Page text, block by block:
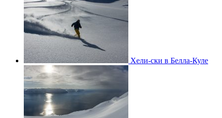
Хели-ски в Белла-Куле